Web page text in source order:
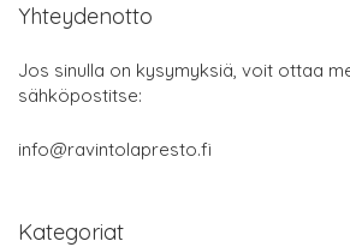
Yhteydenotto
Jos sinulla on kysymyksiä, voit ottaa
sähköpostitse:
info@ravintolapresto.fi
Kategoriat